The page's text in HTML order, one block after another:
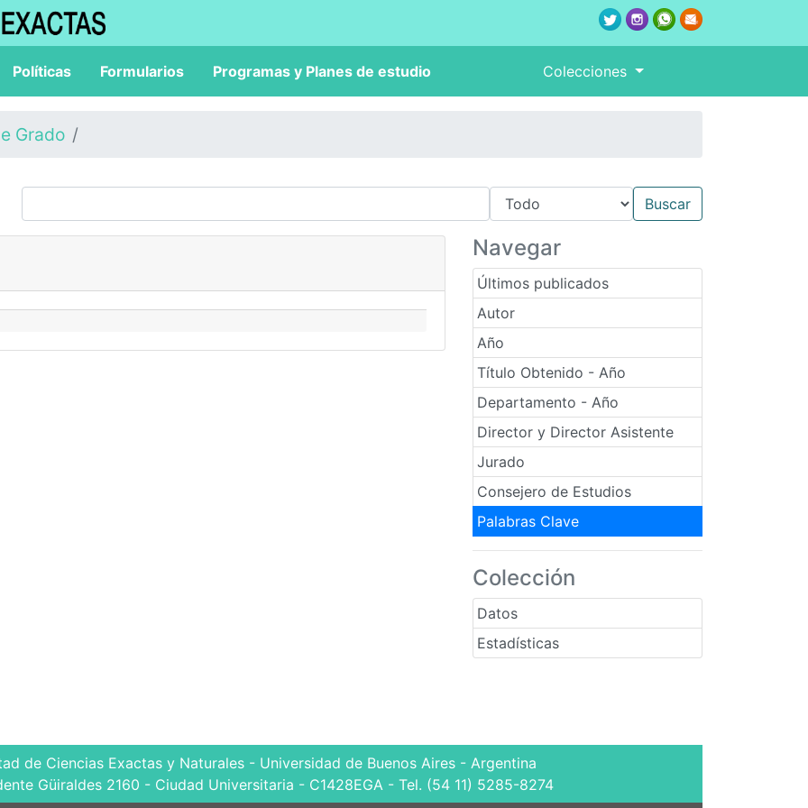
Políticas Formularios Programas y Planes de estudio Colecciones
Grado
Navegar
Últimos publicados
Autor
Año
Título Obtenido - Año
Departamento - Año
Director y Director Asistente
Jurado
Consejero de Estudios
Palabras Clave
Colección
Datos
Estadísticas
de Ciencias Exactas y Naturales - Universidad de Buenos Aires - Argentina
Güiraldes 2160 - Ciudad Universitaria - C1428EGA - Tel. (54 11) 5285-8274